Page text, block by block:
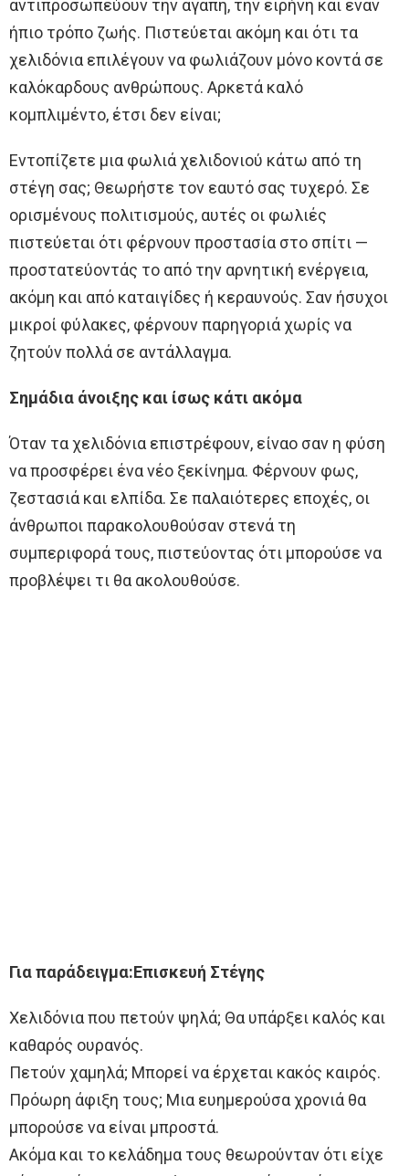
αντιπροσωπεύουν την αγάπη, την ειρήνη και έναν
ήπιο τρόπο ζωής. Πιστεύεται ακόμη και ότι τα
χελιδόνια επιλέγουν να φωλιάζουν μόνο κοντά σε
καλόκαρδους ανθρώπους. Αρκετά καλό
κομπλιμέντο, έτσι δεν είναι;
Εντοπίζετε μια φωλιά χελιδονιού κάτω από τη
στέγη σας; Θεωρήστε τον εαυτό σας τυχερό. Σε
ορισμένους πολιτισμούς, αυτές οι φωλιές
πιστεύεται ότι φέρνουν προστασία στο σπίτι —
προστατεύοντάς το από την αρνητική ενέργεια,
ακόμη και από καταιγίδες ή κεραυνούς. Σαν ήσυχοι
μικροί φύλακες, φέρνουν παρηγοριά χωρίς να
ζητούν πολλά σε αντάλλαγμα.
Σημάδια άνοιξης και ίσως κάτι ακόμα
Όταν τα χελιδόνια επιστρέφουν, είναο σαν η φύση
να προσφέρει ένα νέο ξεκίνημα. Φέρνουν φως,
ζεστασιά και ελπίδα. Σε παλαιότερες εποχές, οι
άνθρωποι παρακολουθούσαν στενά τη
συμπεριφορά τους, πιστεύοντας ότι μπορούσε να
προβλέψει τι θα ακολουθούσε.
Για παράδειγμα:Επισκευή Στέγης
Χελιδόνια που πετούν ψηλά; Θα υπάρξει καλός και
καθαρός ουρανός.
Πετούν χαμηλά; Μπορεί να έρχεται κακός καιρός.
Πρόωρη άφιξη τους; Μια ευημερούσα χρονιά θα
μπορούσε να είναι μπροστά.
Ακόμα και το κελάδημα τους θεωρούνταν ότι είχε